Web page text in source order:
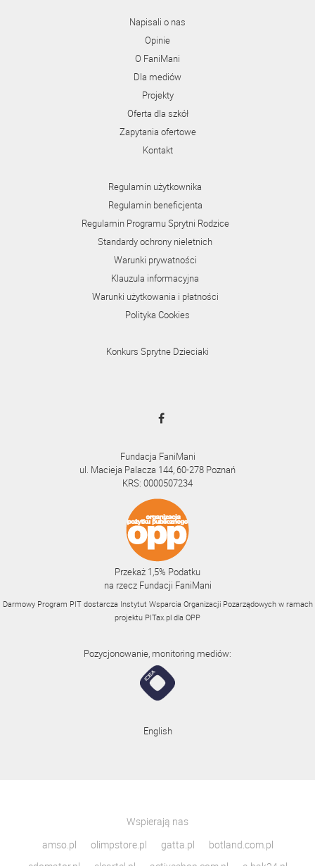
Napisali o nas
Opinie
O FaniMani
Dla mediów
Projekty
Oferta dla szkół
Zapytania ofertowe
Kontakt
Regulamin użytkownika
Regulamin beneficjenta
Regulamin Programu Sprytni Rodzice
Standardy ochrony nieletnich
Warunki prywatności
Klauzula informacyjna
Warunki użytkowania i płatności
Polityka Cookies
Konkurs Sprytne Dzieciaki
Fundacja FaniMani
ul. Macieja Palacza 144, 60-278 Poznań
KRS: 0000507234
Przekaż 1,5% Podatku
na rzecz Fundacji FaniMani
Darmowy Program PIT dostarcza Instytut Wsparcia Organizacji Pozarządowych w ramach
projektu PITax.pl dla OPP
Pozycjonowanie, monitoring mediów:
English
Wspierają nas
amso.pl
olimpstore.pl gatta.pl
botland.com.pl